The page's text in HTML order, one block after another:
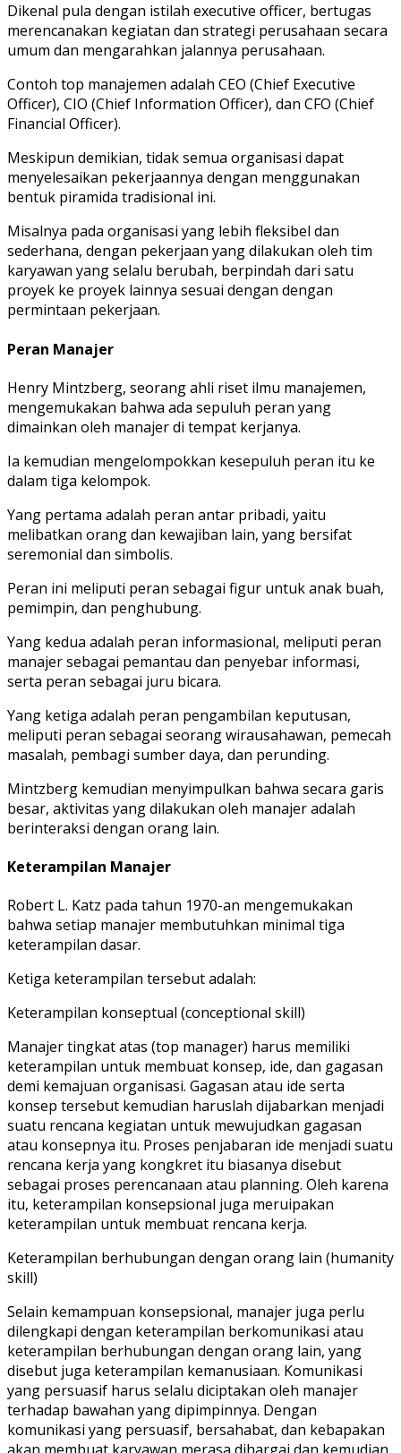
Dikenal pula dengan istilah executive officer, bertugas
merencanakan kegiatan dan strategi perusahaan secara
umum dan mengarahkan jalannya perusahaan.
Contoh top manajemen adalah CEO (Chief Executive
Officer), CIO (Chief Information Officer), dan CFO (Chief
Financial Officer).
Meskipun demikian, tidak semua organisasi dapat
menyelesaikan pekerjaannya dengan menggunakan
bentuk piramida tradisional ini.
Misalnya pada organisasi yang lebih fleksibel dan
sederhana, dengan pekerjaan yang dilakukan oleh tim
karyawan yang selalu berubah, berpindah dari satu
proyek ke proyek lainnya sesuai dengan dengan
permintaan pekerjaan.
Peran Manajer
Henry Mintzberg, seorang ahli riset ilmu manajemen,
mengemukakan bahwa ada sepuluh peran yang
dimainkan oleh manajer di tempat kerjanya.
Ia kemudian mengelompokkan kesepuluh peran itu ke
dalam tiga kelompok.
Yang pertama adalah peran antar pribadi, yaitu
melibatkan orang dan kewajiban lain, yang bersifat
seremonial dan simbolis.
Peran ini meliputi peran sebagai figur untuk anak buah,
pemimpin, dan penghubung.
Yang kedua adalah peran informasional, meliputi peran
manajer sebagai pemantau dan penyebar informasi,
serta peran sebagai juru bicara.
Yang ketiga adalah peran pengambilan keputusan,
meliputi peran sebagai seorang wirausahawan, pemecah
masalah, pembagi sumber daya, dan perunding.
Mintzberg kemudian menyimpulkan bahwa secara garis
besar, aktivitas yang dilakukan oleh manajer adalah
berinteraksi dengan orang lain.
Keterampilan Manajer
Robert L. Katz pada tahun 1970-an mengemukakan
bahwa setiap manajer membutuhkan minimal tiga
keterampilan dasar.
Ketiga keterampilan tersebut adalah:
Keterampilan konseptual (conceptional skill)
Manajer tingkat atas (top manager) harus memiliki
keterampilan untuk membuat konsep, ide, dan gagasan
demi kemajuan organisasi. Gagasan atau ide serta
konsep tersebut kemudian haruslah dijabarkan menjadi
suatu rencana kegiatan untuk mewujudkan gagasan
atau konsepnya itu. Proses penjabaran ide menjadi suatu
rencana kerja yang kongkret itu biasanya disebut
sebagai proses perencanaan atau planning. Oleh karena
itu, keterampilan konsepsional juga meruipakan
keterampilan untuk membuat rencana kerja.
Keterampilan berhubungan dengan orang lain (humanity
skill)
Selain kemampuan konsepsional, manajer juga perlu
dilengkapi dengan keterampilan berkomunikasi atau
keterampilan berhubungan dengan orang lain, yang
disebut juga keterampilan kemanusiaan. Komunikasi
yang persuasif harus selalu diciptakan oleh manajer
terhadap bawahan yang dipimpinnya. Dengan
komunikasi yang persuasif, bersahabat, dan kebapakan